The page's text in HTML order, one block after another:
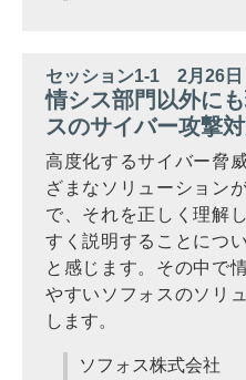
セッション1-1 2月26
情シス部門以外に
スのサイバー攻撃
高度化するサイバー脅
ざまなソリューション
で、それを正しく理解
すく説明することにつ
と感じます。その中で
やすいソフォスのソリ
します。
ソフォス株式会社